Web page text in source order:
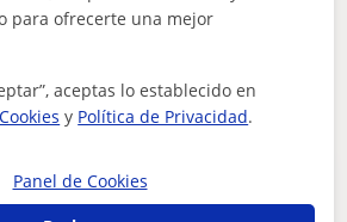
y los profesores podrán contactarte
para ofrecerte una mejor
aceptas lo establecido en
y Política de Privacidad.
Panel de Cookies